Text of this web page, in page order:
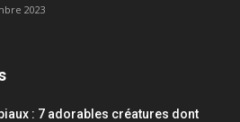
2023
: 7 adorables créatures dont